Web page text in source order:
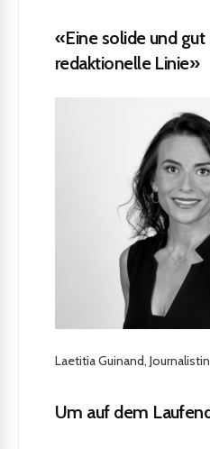
«Eine solide und
redaktionelle Linie»
Laetitia Guinand, Journalistin
Um auf dem